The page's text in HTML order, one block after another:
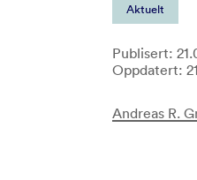
Aktuelt
Publisert:
Oppdatert:
Andreas R.